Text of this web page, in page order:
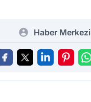
Haber Merkezi